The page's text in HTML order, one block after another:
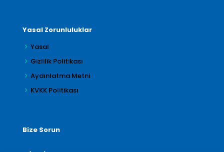
Yasal Zorunluluklar
Yasal
Gizlilik Politikası
Aydınlatma Metni
KVKK Politikası
Bize Sorun